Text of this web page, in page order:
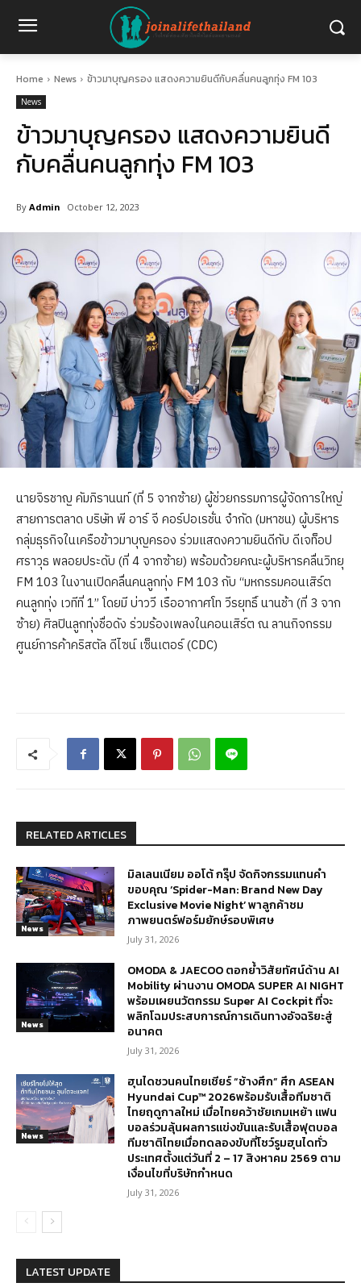
Home News ข้าวมาบุญครอง แสดงความยินดีกับคลื่นคนลูกทุ่ง FM 103
News
ข้าวมาบุญครอง แสดงความยินดี
กับคลื่นคนลูกทุ่ง FM 103
By Admin October 12, 2023
นายจิรชาญ คัมภิรานนท์ (ที่ 5 จากซ้าย) ผู้ช่วยกรรมการผู้จัดการใหญ่
สายการตลาด บริษัท พี อาร์ จี คอร์ปอเรชั่น จำกัด (มหาชน) ผู้บริหาร
กลุ่มธุรกิจในเครือข้าวมาบุญครอง ร่วมแสดงความยินดีกับ ดีเจท็อป
ศราวุธ พลอยประดับ (ที่ 4 จากซ้าย) พร้อมด้วยคณะผู้บริหารคลื่นวิทยุ
FM 103 ในงานเปิดคลื่นคนลูกทุ่ง FM 103 กับ “มหกรรมคอนเสิร์ต
คนลูกทุ่ง เวทีที่ 1” โดยมี บ่าววี เรืออากาศโท วีรยุทธิ์ นานช้า (ที่ 3 จาก
ซ้าย) ศิลปินลูกทุ่งชื่อดัง ร่วมร้องเพลงในคอนเสิร์ต ณ ลานกิจกรรม
ศูนย์การค้าคริสตัล ดีไซน์ เซ็นเตอร์ (CDC)
RELATED ARTICLES
News
มิลเลนเนียม ออโต้ กรุ๊ป จัดกิจกรรมแทนคำ
ขอบคุณ ‘Spider-Man: Brand New Day
Exclusive Movie Night’ พาลูกค้าชม
ภาพยนตร์ฟอร์มยักษ์รอบพิเศษ
July 31, 2026
News
OMODA & JAECOO ตอกย้ำวิสัยทัศน์ด้าน AI
Mobility ผ่านงาน OMODA SUPER AI NIGHT
พร้อมเผยนวัตกรรม Super AI Cockpit ที่จะ
พลิกโฉมประสบการณ์การเดินทางอัจฉริยะสู่
อนาคต
July 31, 2026
News
ฮุนไดชวนคนไทยเชียร์ “ช้างศึก” ศึก ASEAN
Hyundai Cup™ 2026พร้อมรับเสื้อทีมชาติ
ไทยฤดูกาลใหม่ เมื่อไทยคว้าชัยเกมเหย้า แฟน
บอลร่วมลุ้นผลการแข่งขันและรับเสื้อฟุตบอล
ทีมชาติไทยเมื่อทดลองขับที่โชว์รูมฮุนไดทั่ว
ประเทศตั้งแต่วันที่ 2 – 17 สิงหาคม 2569 ตาม
เงื่อนไขที่บริษัทกำหนด
July 31, 2026
LATEST UPDATE